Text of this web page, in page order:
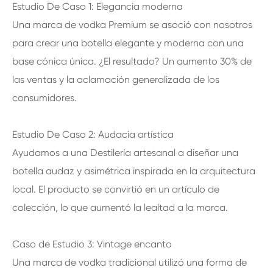
Estudio De Caso 1: Elegancia moderna
Una marca de vodka Premium se asoció con nosotros
para crear una botella elegante y moderna con una
base cónica única. ¿El resultado? Un aumento 30% de
las ventas y la aclamación generalizada de los
consumidores.
Estudio De Caso 2: Audacia artística
Ayudamos a una Destilería artesanal a diseñar una
botella audaz y asimétrica inspirada en la arquitectura
local. El producto se convirtió en un artículo de
colección, lo que aumentó la lealtad a la marca.
Caso de Estudio 3: Vintage encanto
Una marca de vodka tradicional utilizó una forma de